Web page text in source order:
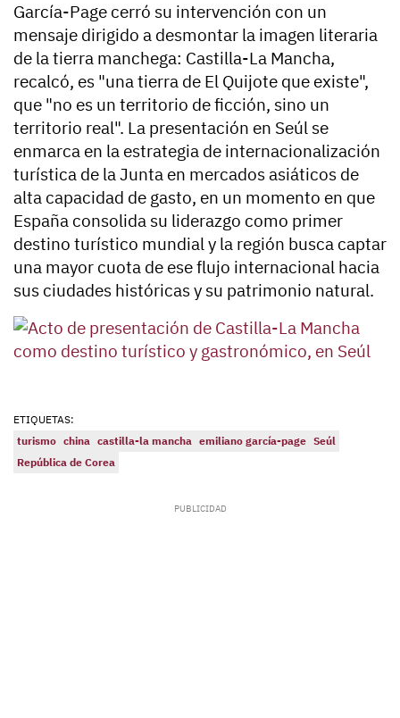
García-Page cerró su intervención con un
mensaje dirigido a desmontar la imagen literaria
de la tierra manchega: Castilla-La Mancha,
recalcó, es "una tierra de El Quijote que existe",
que "no es un territorio de ficción, sino un
territorio real". La presentación en Seúl se
enmarca en la estrategia de internacionalización
turística de la Junta en mercados asiáticos de
alta capacidad de gasto, en un momento en que
España consolida su liderazgo como primer
destino turístico mundial y la región busca captar
una mayor cuota de ese flujo internacional hacia
sus ciudades históricas y su patrimonio natural.
ETIQUETAS:
turismo china castilla-la mancha emiliano garcía-page Seúl
República de Corea